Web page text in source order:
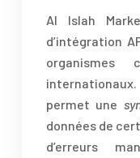
Al Islah
d’intégration
organismes
permet une
données de
d’erreurs